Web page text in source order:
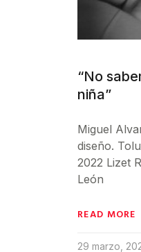
“No
niña”
Miguel
diseño.
2022 Lizet
León
READ MORE
29 marzo,